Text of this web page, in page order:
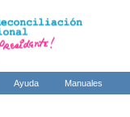
Ayuda Manuales